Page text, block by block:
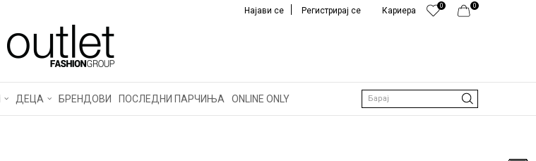
0
0
Кариера
Најави се Регистрирај се
ДЕЦА БРЕНДОВИ ПОСЛЕДНИ ПАРЧИЊА ONLINE ONLY Барај